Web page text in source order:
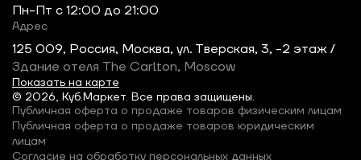
© 2026, Куб.Маркет. Все права защищены.
Пн-Пт c 12:00 до 21:00
Адрес
125 009, Россия, Москва, ул. Тверская, 3, -2 этаж /
Здание отеля The Carlton, Moscow
Показать на карте
Публичная оферта о продаже товаров физическим лицам
Публичная оферта о продаже товаров юридическим
лицам
Согласие на обработку персональных данных